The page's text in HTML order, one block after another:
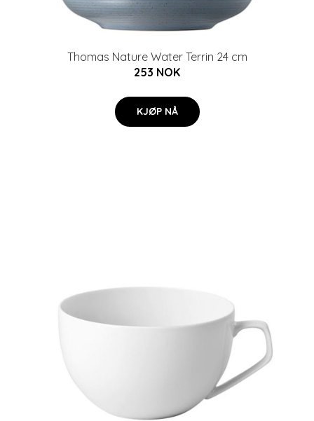
Thomas Nature Water Terrin 24 cm
253 NOK
KJØP NÅ